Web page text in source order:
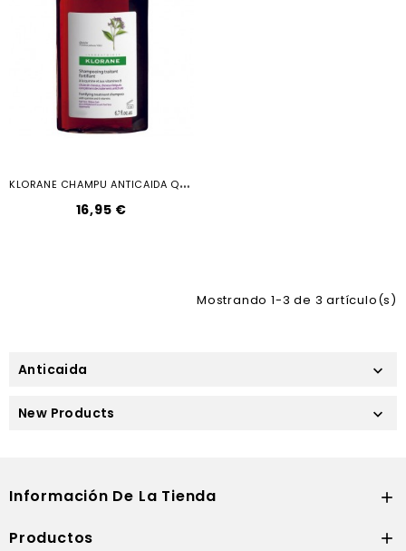
K
LORANE CHAMPU ANTICAIDA QUININA 400ML
16,95 €
Mostrando 1-3 de 3 artículo(s)
Anticaida 
New Products 
Información De La Tienda 
Productos 